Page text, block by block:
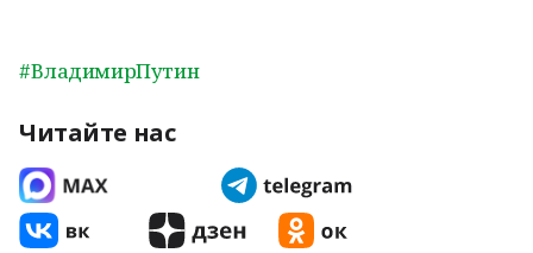
#ВладимирПутин
Читайте нас